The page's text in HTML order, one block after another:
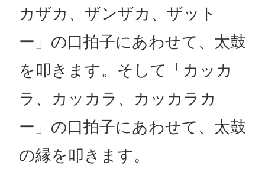
カザカ、ザンザカ、ザット
ー」の口拍子にあわせて、太鼓
を叩きます。そして「カッカ
ラ、カッカラ、カッカラカ
ー」の口拍子にあわせて、太鼓
の縁を叩きます。